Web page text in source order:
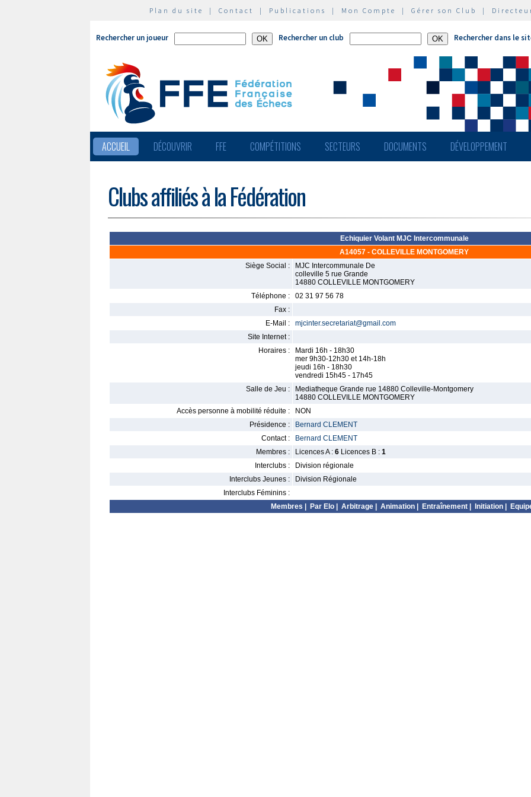
Plan du site | Contact | Publications | Mon Compte | Gérer son Club |
Rechercher un joueur Rechercher un club Rechercher dans le
ACCUEIL DÉCOUVRIR FFE COMPÉTITIONS SECTEURS DOCUMENTS DÉVELOPPEMENT
Clubs affiliés à la Fédération
Echiquier Volant MJC Intercommunale
A14057 - COLLEVILLE MONTGOMERY
Siège Social :
MJC Intercommunale De
colleville 5 rue Grande
14880 COLLEVILLE MONTGOMERY
Téléphone :
02 31 97 56 78
Fax :
E-Mail :
mjcinter.secretariat@gmail.com
Site Internet :
Horaires :
Mardi 16h - 18h30
mer 9h30-12h30 et 14h-18h
jeudi 16h - 18h30
vendredi 15h45 - 17h45
Salle de Jeu :
Mediatheque Grande rue 14880 Colleville-Montgomery
14880 COLLEVILLE MONTGOMERY
Accès personne à mobilité réduite :
NON
Présidence :
Bernard CLEMENT
Contact :
Bernard CLEMENT
Membres :
Licences A : 6 Licences B : 1
Interclubs :
Division régionale
Interclubs Jeunes :
Division Régionale
Interclubs Féminins :
Membres
Par Elo Arbitrage Animation Entraînement Initiation